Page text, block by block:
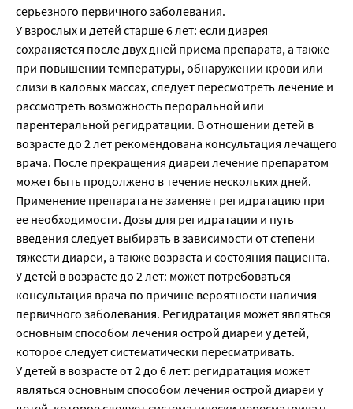
серьезного первичного заболевания.
У взрослых и детей старше 6 лет: если диарея
сохраняется после двух дней приема препарата, а также
при повышении температуры, обнаружении крови или
слизи в каловых массах, следует пересмотреть лечение и
рассмотреть возможность пероральной или
парентеральной регидратации. В отношении детей в
возрасте до 2 лет рекомендована консультация лечащего
врача. После прекращения диареи лечение препаратом
может быть продолжено в течение нескольких дней.
Применение препарата не заменяет регидратацию при
ее необходимости. Дозы для регидратации и путь
введения следует выбирать в зависимости от степени
тяжести диареи, а также возраста и состояния пациента.
У детей в возрасте до 2 лет: может потребоваться
консультация врача по причине вероятности наличия
первичного заболевания. Регидратация может являться
основным способом лечения острой диареи у детей,
которое следует систематически пересматривать.
У детей в возрасте от 2 до 6 лет: регидратация может
являться основным способом лечения острой диареи у